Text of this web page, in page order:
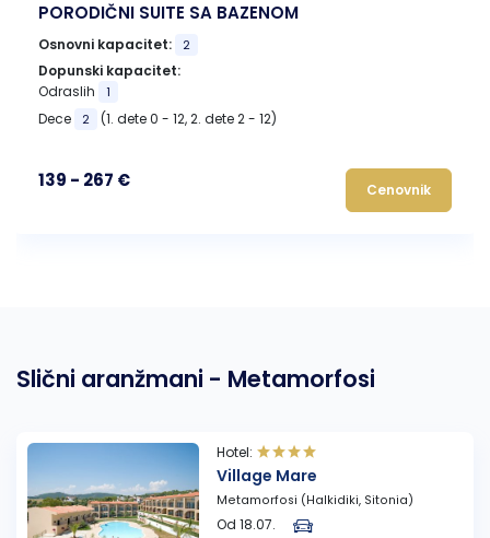
PORODIČNI SUITE SA BAZENOM
Osnovni kapacitet: 2
Dopunski kapacitet:
Odraslih
1
Dece 2 (1. dete 0 - 12, 2. dete 2 - 12)
139 - 267 € Cenovnik
Slični aranžmani - Metamorfosi
Hotel:
Village Mare
Metamorfosi (Halkidiki, Sitonia)
Od 18.07.